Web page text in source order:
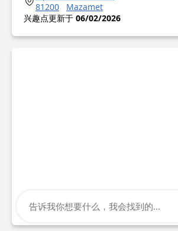
81200
Mazamet
兴趣点更新于 06/02/2026
告诉我你想要什么，我会找到的...